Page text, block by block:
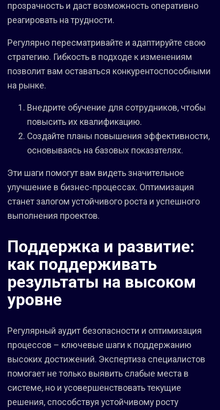
прозрачность и даст возможность оперативно
реагировать на трудности.
Регулярно пересматривайте и адаптируйте свою
стратегию. Гибкость в подходе к изменениям
позволит вам оставаться конкурентоспособными
на рынке.
Внедрите обучение для сотрудников, чтобы
повысить их квалификацию.
Создайте планы повышения эффективности,
основываясь на базовых показателях.
Эти шаги помогут вам видеть значительное
улучшение в бизнес-процессах. Оптимизация
станет залогом устойчивого роста и успешного
выполнения проектов.
Поддержка и развитие:
как поддерживать
результаты на высоком
уровне
Регулярный аудит безопасности и оптимизация
процессов – ключевые шаги к поддержанию
высоких достижений. Экспертиза специалистов
помогает не только выявить слабые места в
системе, но и усовершенствовать текущие
решения, способствуя устойчивому росту